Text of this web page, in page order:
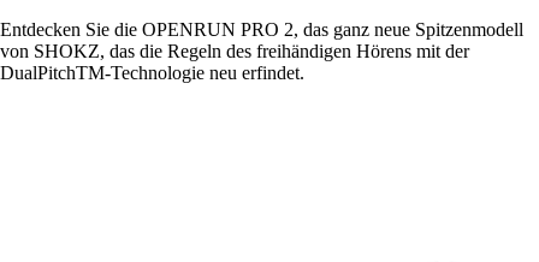
Entdecken Sie die OPENRUN PRO 2, das ganz neue Spitzenmodell
von SHOKZ, das die Regeln des freihändigen Hörens mit der
DualPitchTM-Technologie neu erfindet.